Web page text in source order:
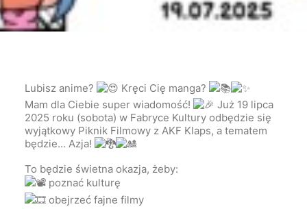
Lubisz anime?
Kręci Cię manga?
Mam dla Ciebie super wiadomość!
Już 19 lipca
2025 roku (sobota) w Fabryce Kultury odbędzie się
wyjątkowy Piknik Filmowy z AKF Klaps, a tematem
będzie… Azja!
To będzie świetna okazja, żeby:
poznać kulturę
obejrzeć fajne filmy